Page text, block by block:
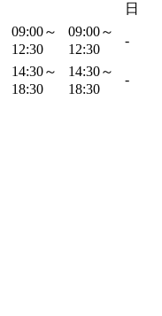
日
09:00～
12:30
09:00～
12:30
-
14:30～
18:30
14:30～
18:30
-